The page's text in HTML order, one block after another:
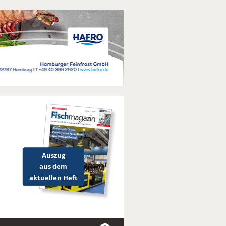
Auszug
aus dem
aktuellen Heft